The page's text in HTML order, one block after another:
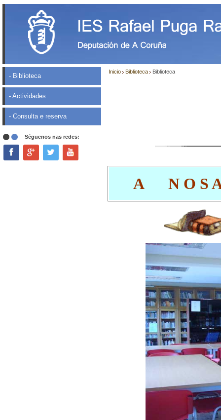
- Biblioteca
- Actividades
- Consulta e reserva
Séguenos nas redes:
Inicio Biblioteca Biblioteca
A N O S